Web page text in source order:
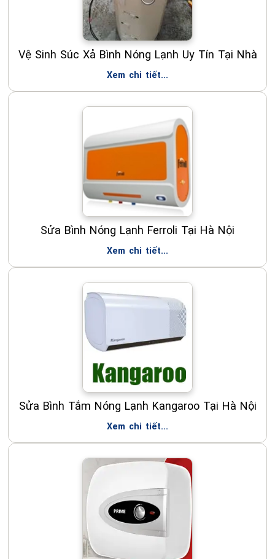
Vệ Sinh Súc Xả Bình Nóng Lạnh Uy Tín Tại Nhà
Xem chi tiết...
Sửa Bình Nóng Lạnh Ferroli Tại Hà Nội
Xem chi tiết...
Sửa Bình Tắm Nóng Lạnh Kangaroo Tại Hà Nội
Xem chi tiết...